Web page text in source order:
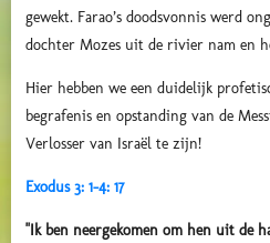
gewekt. Farao’s doodsvonnis werd
dochter Mozes uit de rivier nam en
Hier hebben we een duidelijk
begrafenis en opstanding van de
Verlosser van Israël te zijn!
Exodus 3: 1-4: 17
"Ik ben neergekomen om hen uit de